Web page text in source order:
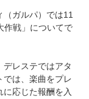
（ガルパ）では11
作戦」についてで
レステではアタ
では、楽曲をプレ
応じた報酬を入